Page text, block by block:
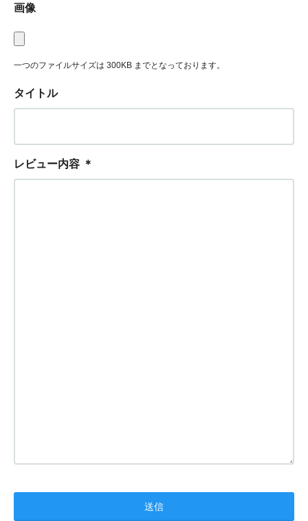
画像
一つのファイルサイズは 300KB までとなっております。
タイトル
レビュー内容 ＊